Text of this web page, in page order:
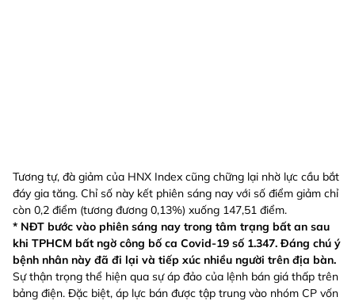
Tương tự, đà giảm của HNX Index cũng chững lại nhờ lực cầu bắt
đáy gia tăng. Chỉ số này kết phiên sáng nay với số điểm giảm chỉ
còn 0,2 điểm (tương đương 0,13%) xuống 147,51 điểm.
* NĐT bước vào phiên sáng nay trong tâm trạng bất an sau
khi TPHCM bất ngờ công bố ca Covid-19 số 1.347. Đáng chú ý
bệnh nhân này đã đi lại và tiếp xúc nhiều người trên địa bàn.
Sự thận trọng thể hiện qua sự áp đảo của lệnh bán giá thấp trên
bảng điện. Đặc biệt, áp lực bán được tập trung vào nhóm CP vốn